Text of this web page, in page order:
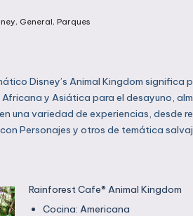
, General, Parques
Disney’s Animal Kingdom significa
y Asiática para el desayuno,
una variedad de experiencias, desde
Personajes y otros de temática
Rainforest Cafe® Animal Kingdom
Cocina: Americana